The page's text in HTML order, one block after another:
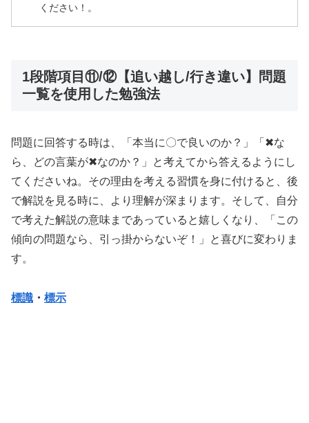
ください！。
1段階項目⑪/⑫【追い越し/行き違い】問題
一覧を使用した勉強法
問題に回答する時は、「本当に〇で良いのか？」「✖な
ら、どの言葉が✖なのか？」と考えてから答えるようにし
てくださいね。その理由を考える習慣を身に付けると、後
で解説を見る時に、より理解が深まります。そして、自分
で考えた解説の意味まであっていると嬉しくなり、「この
傾向の問題なら、引っ掛からないぞ！」と喜びに変わりま
す。
標識 ・ 標示